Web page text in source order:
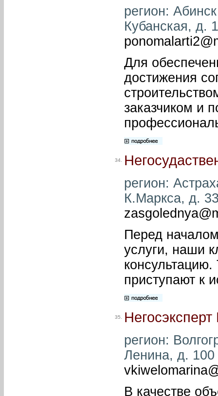
регион:
Кубанская, д.
Для
достижения
заказчиком и
34.
регион:
К.Маркса, д.
Перед
услуги, наши
приступают к
35. Негосэксперт
регион:
Ленина, д.
В качестве